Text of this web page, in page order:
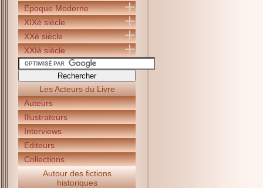
Epoque Moderne
XIXè siècle
XXè siècle
XXIè siècle
Les Acteurs du Livre
Auteurs
Illustrateurs
Interviews
Editeurs
Collections
Autour des fictions
historiques